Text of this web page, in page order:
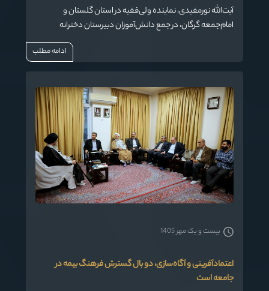
آیت‌الله نورمفیدی، نماینده ولی‌فقیه در استان گلستان و
امام‌جمعه گرگان، در جمع دانش‌آموزان دبیرستان دخترانه
عصمت گرگان، در گفت‌وگویی صمیمانه به سؤالات آنان درباره
موضوعاتی چون حجاب، روابط با قدرت‌های جهانی، دین، وضعیت
ادامه مطلب
اعتمادآفرینی و آگاه‌سازی، دو بال گسترش فرهنگ بیمه در
جامعه است
بیست و یک مهر 1405